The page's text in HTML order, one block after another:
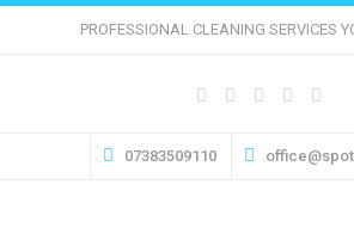
PROFESSIONAL CLEANING SERVICES
07383509110